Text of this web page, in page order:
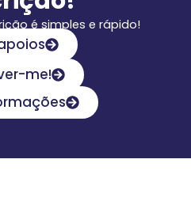
é simples e rápido!
me!